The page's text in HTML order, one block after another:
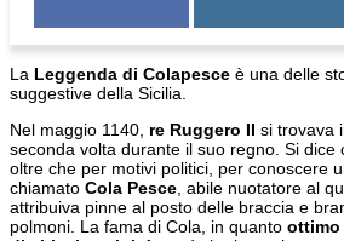
La Leggenda di Colapesce è una delle
suggestive della Sicilia.
Nel maggio 1140, re Ruggero II si trovava
seconda volta durante il suo regno. Si dice
oltre che per motivi politici, per conoscere
chiamato Cola Pesce , abile nuotatore al
attribuiva pinne al posto delle braccia e
polmoni. La fama di Cola, in quanto ottimo